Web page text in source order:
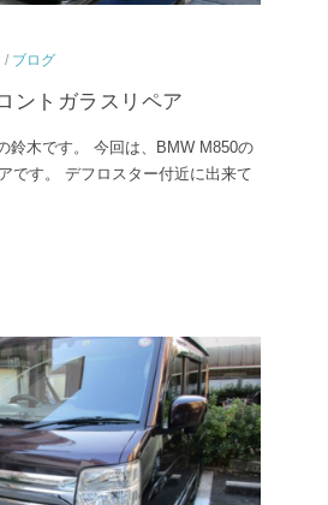
/ ブログ
ントガラスリペア
鈴木です。 今回は、BMW M850の
です。 デフロスター付近に出来て